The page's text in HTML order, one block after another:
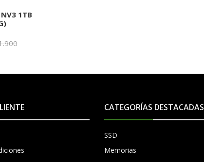
1TB
+
CATEGORÍAS DESTACADAS
SSD
Memorias